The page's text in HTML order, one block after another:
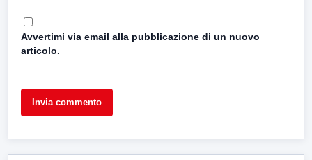
Avvertimi via email alla pubblicazione di un nuovo
articolo.